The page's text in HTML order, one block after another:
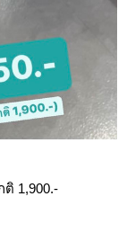
ติ 1,900.-